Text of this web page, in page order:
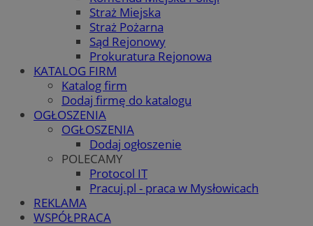
Straż Miejska
Straż Pożarna
Sąd Rejonowy
Prokuratura Rejonowa
KATALOG FIRM
Katalog firm
Dodaj firmę do katalogu
OGŁOSZENIA
OGŁOSZENIA
Dodaj ogłoszenie
POLECAMY
Protocol IT
Pracuj.pl - praca w Mysłowicach
REKLAMA
WSPÓŁPRACA